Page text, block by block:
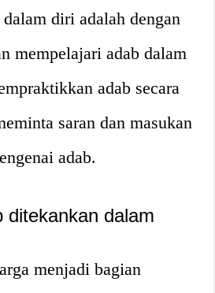
diri adalah dengan
mempelajari adab dalam
adab secara
saran dan masukan
adab.
ditekankan dalam
menjadi bagian